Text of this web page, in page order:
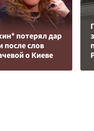
потерял дар
после слов
о Киеве